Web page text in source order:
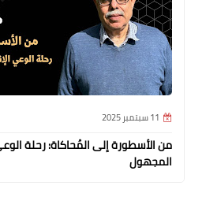
11 سبتمبر 2025
من الأسطورة إلى المُحاكاة: رحلة
المجهول